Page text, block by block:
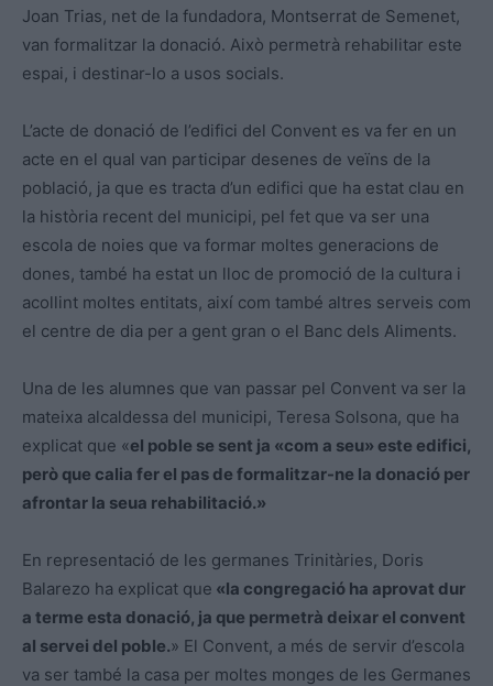
Joan Trias, net de la fundadora, Montserrat de Semenet,
van formalitzar la donació. Això permetrà rehabilitar este
espai, i destinar-lo a usos socials.
L’acte de donació de l’edifici del Convent es va fer en un
acte en el qual van participar desenes de veïns de la
població, ja que es tracta d’un edifici que ha estat clau en
la història recent del municipi, pel fet que va ser una
escola de noies que va formar moltes generacions de
dones, també ha estat un lloc de promoció de la cultura i
acollint moltes entitats, així com també altres serveis com
el centre de dia per a gent gran o el Banc dels Aliments.
Una de les alumnes que van passar pel Convent va ser la
mateixa alcaldessa del municipi, Teresa Solsona, que ha
explicat que «el poble se sent ja «com a seu» este edifici,
però que calia fer el pas de formalitzar-ne la donació per
afrontar la seua rehabilitació.»
En representació de les germanes Trinitàries, Doris
Balarezo ha explicat que «la congregació ha aprovat dur
a terme esta donació, ja que permetrà deixar el convent
al servei del poble.» El Convent, a més de servir d’escola
va ser també la casa per moltes monges de les Germanes